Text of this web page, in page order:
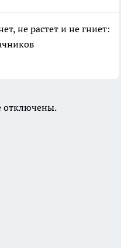
не растет и не гниет:
отключены.